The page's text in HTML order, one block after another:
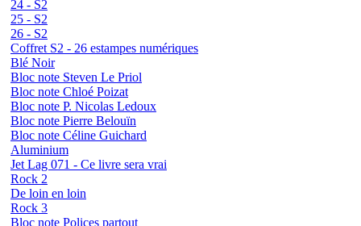
24 - S2
25 - S2
26 - S2
Coffret S2 - 26 estampes numériques
Blé Noir
Bloc note Steven Le Priol
Bloc note Chloé Poizat
Bloc note P. Nicolas Ledoux
Bloc note Pierre Belouïn
Bloc note Céline Guichard
Aluminium
Jet Lag 071 - Ce livre sera vrai
Rock 2
De loin en loin
Rock 3
Bloc note Polices partout